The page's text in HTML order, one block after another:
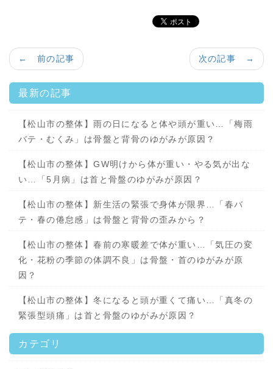
次の記事 →
← 前の記事
最新の記事
【松山市の整体】雨の日になると体や頭が重い…「梅雨
バテ・むくみ」は骨盤と背骨のゆがみが原因？
【松山市の整体】GW明けから体が重い・やる気が出な
い…「5月病」は首と骨盤のゆがみが原因？
【松山市の整体】新生活の緊張で身体が限界…「春バ
テ・春の倦怠感」は骨盤と背骨の歪みから？
【松山市の整体】春前の寒暖差で体が重い…「気圧の変
化・花粉の季節の体調不良」は骨盤・首のゆがみが原
因？
【松山市の整体】冬になると頭が重くて痛い…「真冬の
緊張型頭痛」は首と骨盤のゆがみが原因？
カテゴリ